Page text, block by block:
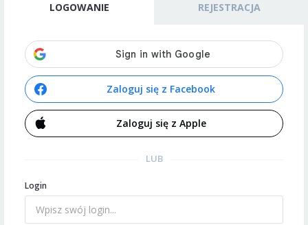
LOGOWANIE REJESTRACJA
Zaloguj się z Facebook
Zaloguj się z Apple
LUB
Login